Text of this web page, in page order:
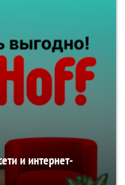
и интернет-